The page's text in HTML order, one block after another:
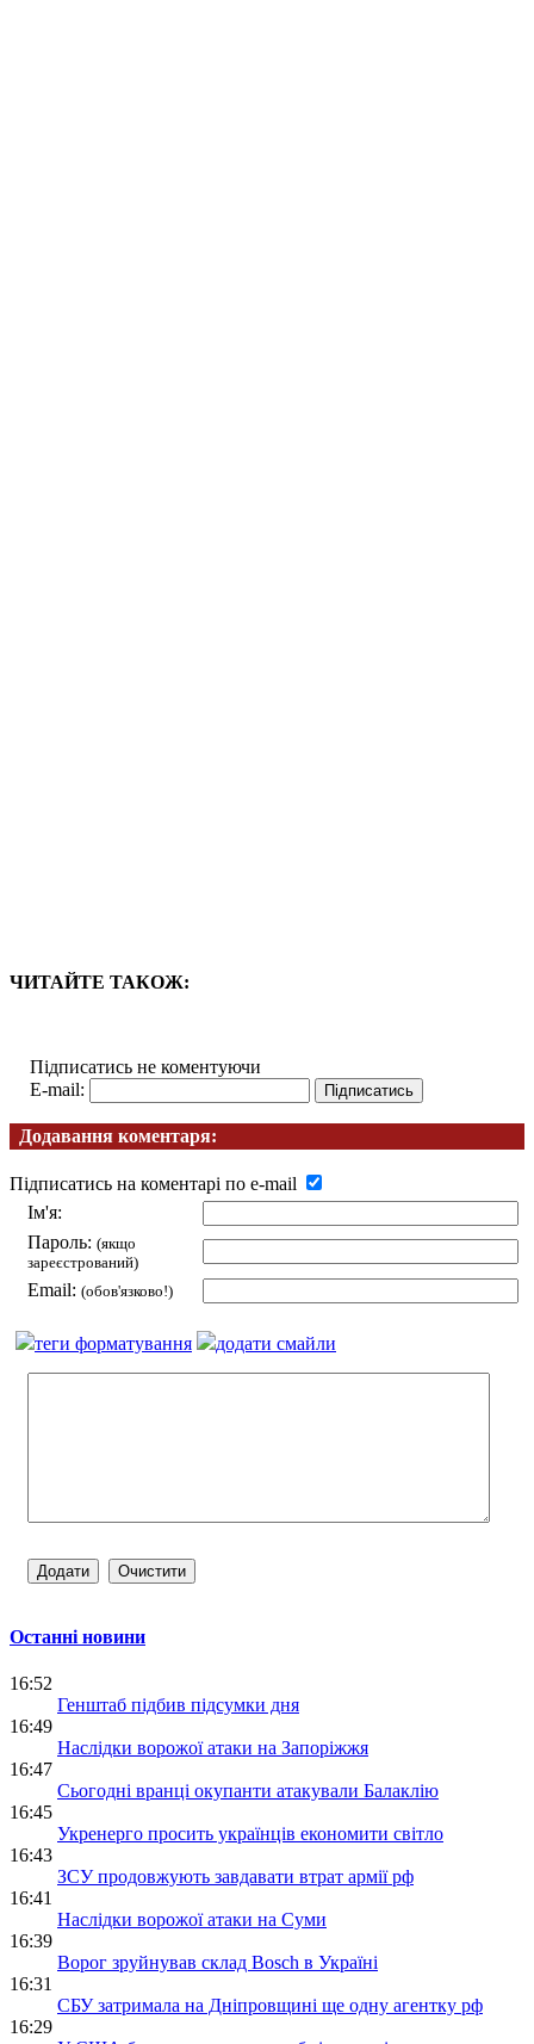
ЧИТАЙТЕ ТАКОЖ:
Підписатись не коментуючи
E-mail:
Додавання коментаря:
Підписатись на коментарі по e-mail
Ім'я:
Пароль: (якщо
зареєстрований)
Email: (обов'язково!)
теги форматування додати смайли
Останні новини
16:52
Генштаб підбив підсумки дня
16:49
Наслідки ворожої атаки на Запоріжжя
16:47
Сьогодні вранці окупанти атакували Балаклію
16:45
Укренерго просить українців економити світло
16:43
ЗСУ продовжують завдавати втрат армії рф
16:41
Наслідки ворожої атаки на Суми
16:39
Ворог зруйнував склад Bosch в Україні
16:31
СБУ затримала на Дніпровщині ще одну агентку рф
16:29